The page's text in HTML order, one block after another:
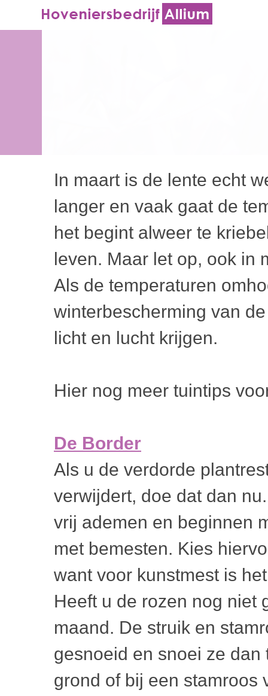
In maart is de lente echt
langer en vaak gaat de
het begint alweer te
leven. Maar let op, ook in
Als de temperaturen
winterbescherming van
licht en lucht krijgen.
Hier nog meer tuintips
De Border
Als u de verdorde
verwijdert, doe dat dan
vrij ademen en beginnen
met bemesten. Kies
want voor kunstmest is
Heeft u de rozen nog niet
maand. De struik en
gesnoeid en snoei ze
grond of bij een stamroos